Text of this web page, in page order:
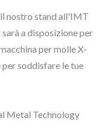
nostro stand all'IMT
a disposizione per
per molle X-
soddisfare le tue
Metal Technology